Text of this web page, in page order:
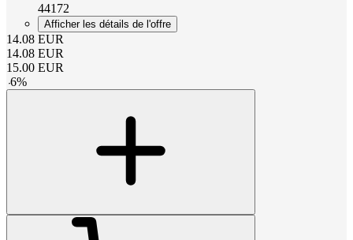
44172
Afficher les détails de l'offre
14.08 EUR
14.08 EUR
15.00 EUR
-6%